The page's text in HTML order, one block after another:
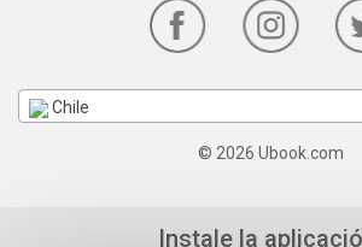
Chile
© 2026 Ubook.com
Instale la